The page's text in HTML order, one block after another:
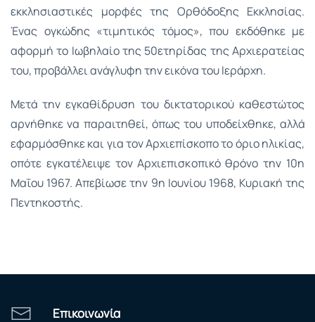
εκκλησιαστικές μορφές της Ορθόδοξης Εκκλησίας.
Ένας ογκώδης «τιμητικός τόμος», που εκδόθηκε με
αφορμή το Ιωβηλαίο της 50ετηρίδας της Αρχιερατείας
του, προβάλλει ανάγλυφη την εικόνα του Ιεράρχη.
Μετά την εγκαθίδρυση του δικτατορικού καθεστώτος
αρνήθηκε να παραιτηθεί, όπως του υποδείχθηκε, αλλά
εφαρμόσθηκε και για τον Αρχιεπίσκοπο το όριο ηλικίας,
οπότε εγκατέλειψε τον Αρχιεπισκοπικό θρόνο την 10η
Μαΐου 1967. Απεβίωσε την 9η Ιουνίου 1968, Κυριακή της
Πεντηκοστής.
Επικοινωνία